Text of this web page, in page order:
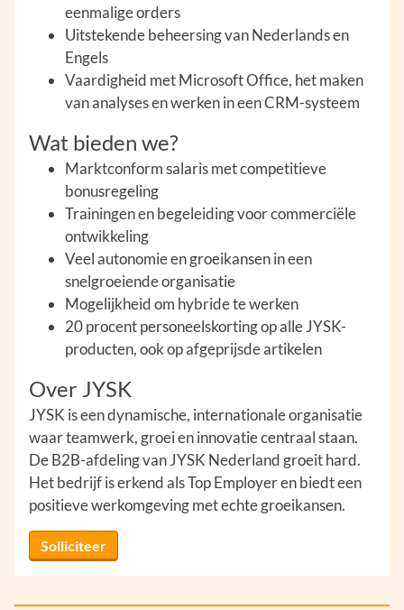
eenmalige orders
Uitstekende beheersing van Nederlands en
Engels
Vaardigheid met Microsoft Office, het maken
van analyses en werken in een CRM-systeem
Wat bieden we?
Marktconform salaris met competitieve
bonusregeling
Trainingen en begeleiding voor commerciële
ontwikkeling
Veel autonomie en groeikansen in een
snelgroeiende organisatie
Mogelijkheid om hybride te werken
20 procent personeelskorting op alle JYSK-
producten, ook op afgeprijsde artikelen
Over JYSK
JYSK is een dynamische, internationale organisatie
waar teamwerk, groei en innovatie centraal staan.
De B2B-afdeling van JYSK Nederland groeit hard.
Het bedrijf is erkend als Top Employer en biedt een
positieve werkomgeving met echte groeikansen.
Solliciteer